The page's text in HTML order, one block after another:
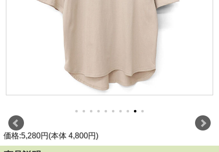
価格:5,280円(本体 4,800円)